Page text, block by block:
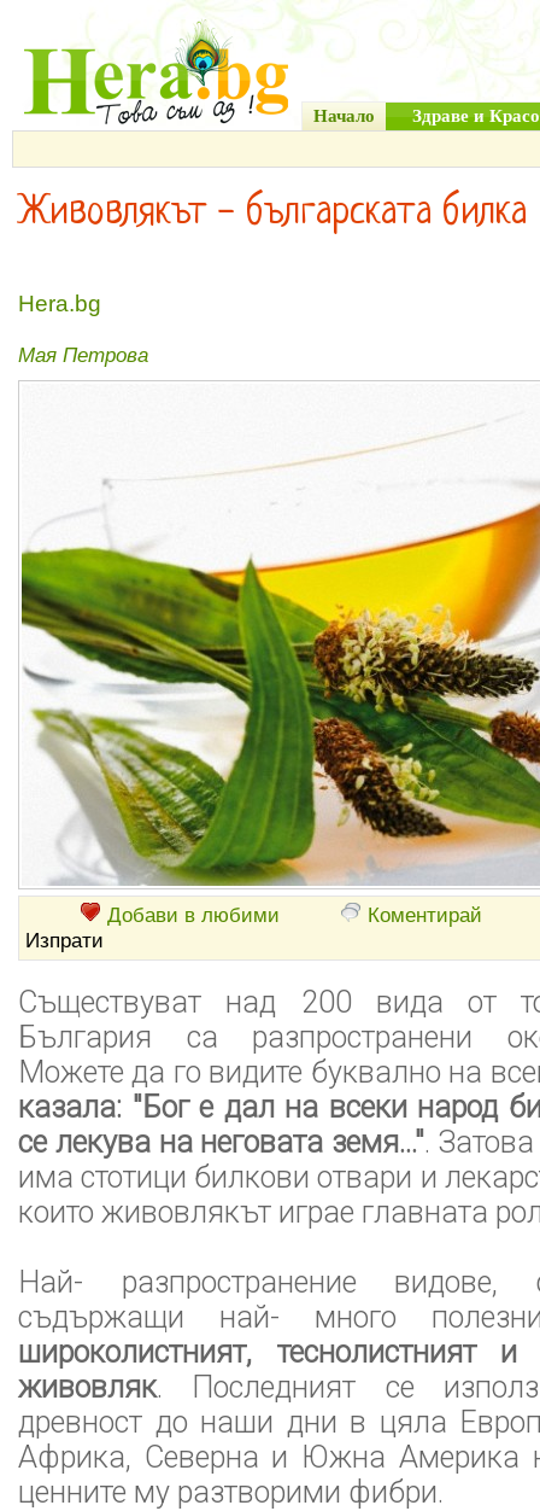
Начало Здраве и
Живовлякът - българската билка
Hera.bg
Мая Петрова
Добави в любими
Коментирай
Изпрати
Съществуват над 200 вида от
България са разпространени
Можете да го видите буквално на
казала: "Бог е дал на всеки народ
се лекува на неговата земя...".
има стотици билкови отвари и
които живовлякът играе главната
Най- разпространение видове,
съдържащи най- много
широколистният, теснолистният
живовляк. Последният се
древност до наши дни в цяла
Африка, Северна и Южна Америка
ценните му разтворими фибри.